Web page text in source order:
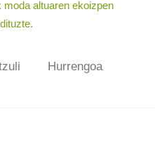
altuaren ekoizpen
Hurrengoa